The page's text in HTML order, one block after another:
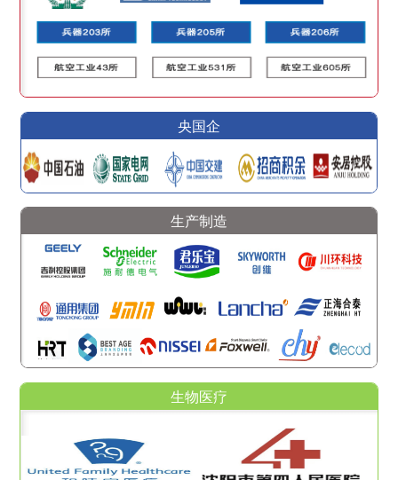
央国企
生产制造
生物医疗